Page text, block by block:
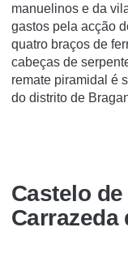
manuelinos e da
gastos pela acção
quatro braços de
cabeças de
remate piramidal é
do distrito de
Castelo
Carrazeda